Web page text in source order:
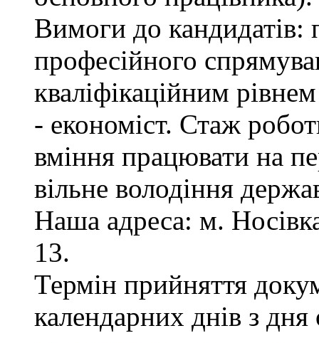
Вимоги до кандидатів:
професійного
кваліфікаційним
- економіст. Стаж
вміння працювати на
вільне володіння
Наша адреса: м.
13.
Термін прийняття
календарних днів з